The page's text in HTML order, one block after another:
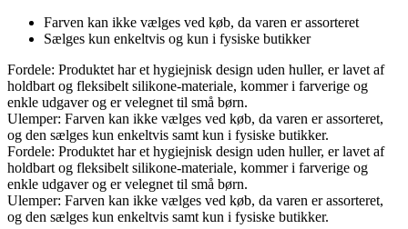
Farven kan ikke vælges ved køb, da varen er assorteret
Sælges kun enkeltvis og kun i fysiske butikker
Fordele: Produktet har et hygiejnisk design uden huller, er lavet af
holdbart og fleksibelt silikone-materiale, kommer i farverige og
enkle udgaver og er velegnet til små børn.
Ulemper: Farven kan ikke vælges ved køb, da varen er assorteret,
og den sælges kun enkeltvis samt kun i fysiske butikker.
Fordele: Produktet har et hygiejnisk design uden huller, er lavet af
holdbart og fleksibelt silikone-materiale, kommer i farverige og
enkle udgaver og er velegnet til små børn.
Ulemper: Farven kan ikke vælges ved køb, da varen er assorteret,
og den sælges kun enkeltvis samt kun i fysiske butikker.